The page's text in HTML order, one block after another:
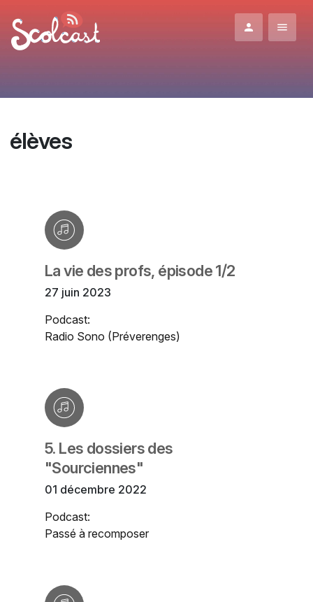
élèves
La vie des profs, épisode 1/2
27 juin 2023
Podcast:
Radio Sono (Préverenges)
5. Les dossiers des
"Sourciennes"
01 décembre 2022
Podcast:
Passé à recomposer